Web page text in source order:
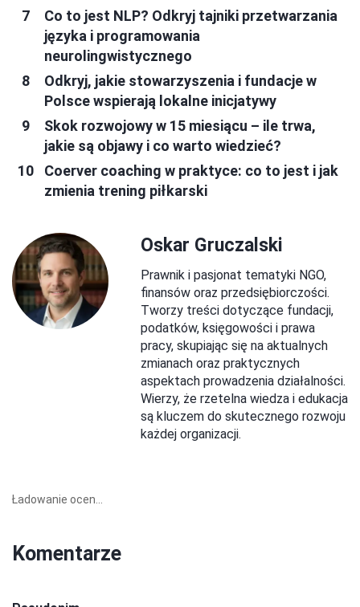
Co to jest NLP? Odkryj tajniki przetwarzania
języka i programowania
neurolingwistycznego
Odkryj, jakie stowarzyszenia i fundacje w
Polsce wspierają lokalne inicjatywy
Skok rozwojowy w 15 miesiącu – ile trwa,
jakie są objawy i co warto wiedzieć?
Coerver coaching w praktyce: co to jest i jak
zmienia trening piłkarski
Oskar Gruczalski
Prawnik i pasjonat tematyki NGO,
finansów oraz przedsiębiorczości.
Tworzy treści dotyczące fundacji,
podatków, księgowości i prawa
pracy, skupiając się na aktualnych
zmianach oraz praktycznych
aspektach prowadzenia działalności.
Wierzy, że rzetelna wiedza i edukacja
są kluczem do skutecznego rozwoju
każdej organizacji.
Ładowanie ocen...
Komentarze